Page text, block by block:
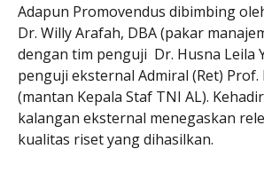
Adapun Promovendus dibimbing
Dr. Willy Arafah, DBA (pakar
dengan tim penguji Dr. Husna Leila
penguji eksternal Admiral (Ret)
(mantan Kepala Staf TNI AL).
kalangan eksternal menegaskan
kualitas riset yang dihasilkan.